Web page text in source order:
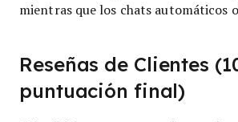
mientras que los chats automáticos
Reseñas de Clientes
puntuación final)